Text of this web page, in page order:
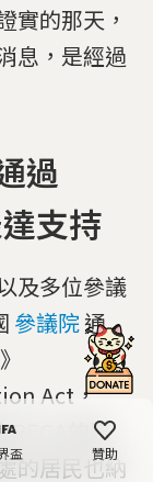
盃 贊助
實的那天，
息，是經過
過
支持
及多位參議
參議院通
Act，
RECA的賠
的居民也納